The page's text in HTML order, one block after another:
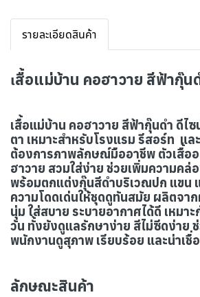
รายละเอียดสินค้า
เสื้อแม่บ้าน คอฮาวาย สีฟ้ากุ๊น
เสื้อแม่บ้าน คอฮาวาย สีฟ้ากุ๊นดำ ดีไซ
ตา เหมาะสำหรับโรงแรม รีสอร์ท แล
ต้องการภาพลักษณ์มืออาชีพ ตัวเสื้อ
ฮาวาย สวมใส่ง่าย ช่วยเพิ่มความคล่
พร้อมตกแต่งกุ๊นสีดำบริเวณปก แขน แ
ความโดดเด่นให้ชุดดูทันสมัย ผลิตจา
นุ่ม ใส่สบาย ระบายอากาศได้ดี เหมา
วัน ทั้งยังดูแลรักษาง่าย สีไม่ซีดง่าย
พนักงานดูสุภาพ เรียบร้อย และน่าเชื่
ลักษณะสินค้า